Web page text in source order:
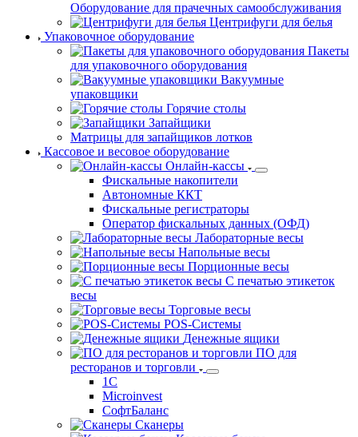
Оборудование для прачечных самообслуживания
Центрифуги для белья
Упаковочное оборудование
Пакеты
для упаковочного оборудования
Вакуумные
упаковщики
Горячие столы
Запайщики
Матрицы для запайщиков лотков
Кассовое и весовое оборудование
Онлайн-кассы
Фискальные накопители
Автономные ККТ
Фискальные регистраторы
Оператор фискальных данных (ОФД)
Лабораторные весы
Напольные весы
Порционные весы
С печатью этикеток
весы
Торговые весы
POS-Системы
Денежные ящики
ПО для
ресторанов и торговли
1С
Microinvest
СофтБаланс
Сканеры